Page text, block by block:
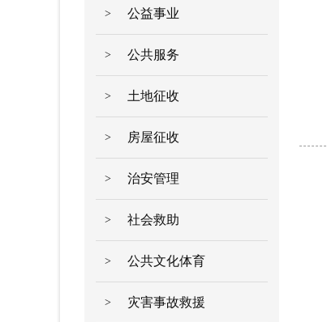
> 公益事业
> 公共服务
> 土地征收
> 房屋征收
> 治安管理
> 社会救助
> 公共文化体育
> 灾害事故救援